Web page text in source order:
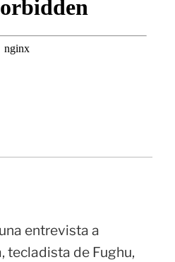
entrevista a
tecladista de Fughu,